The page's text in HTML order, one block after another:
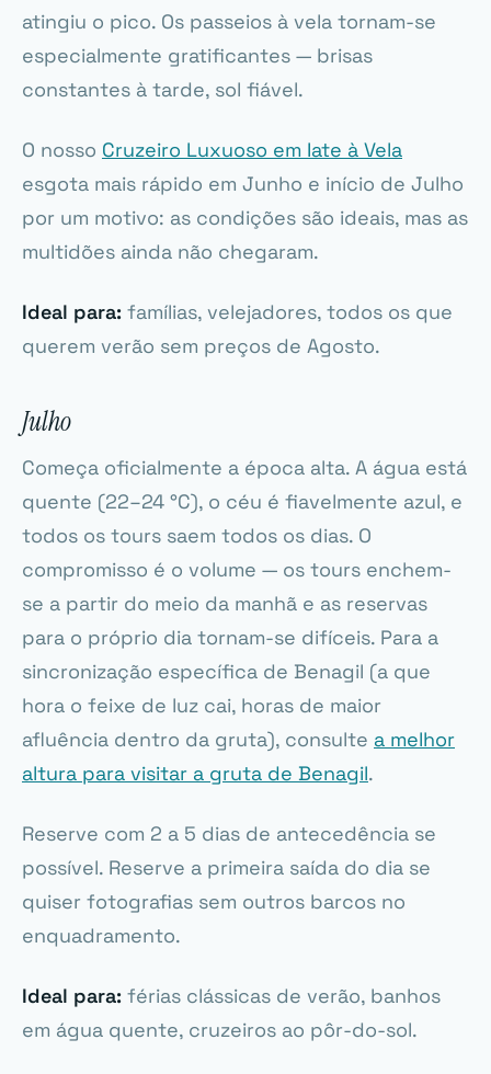
atingiu o pico. Os passeios à vela tornam-se
especialmente gratificantes — brisas
constantes à tarde, sol fiável.
O nosso Cruzeiro Luxuoso em Iate à Vela
esgota mais rápido em Junho e início de Julho
por um motivo: as condições são ideais, mas as
multidões ainda não chegaram.
Ideal para: famílias, velejadores, todos os que
querem verão sem preços de Agosto.
Julho
Começa oficialmente a época alta. A água está
quente (22–24 °C), o céu é fiavelmente azul, e
todos os tours saem todos os dias. O
compromisso é o volume — os tours enchem-
se a partir do meio da manhã e as reservas
para o próprio dia tornam-se difíceis. Para a
sincronização específica de Benagil (a que
hora o feixe de luz cai, horas de maior
afluência dentro da gruta), consulte a melhor
altura para visitar a gruta de Benagil.
Reserve com 2 a 5 dias de antecedência se
possível. Reserve a primeira saída do dia se
quiser fotografias sem outros barcos no
enquadramento.
Ideal para: férias clássicas de verão, banhos
em água quente, cruzeiros ao pôr-do-sol.